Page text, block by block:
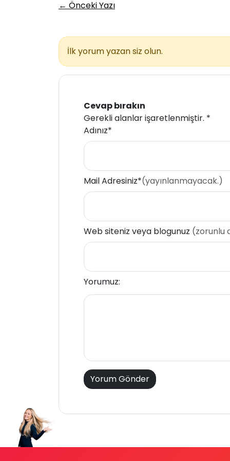
← Önceki Yazı
İlk yorum yazan siz olun.
Cevap bırakın
Gerekli alanlar işaretlenmiştir. *
Adınız*
Mail Adresiniz*(yayınlanmayacak.)
Web siteniz veya blogunuz (zorunlu
Yorumuz: